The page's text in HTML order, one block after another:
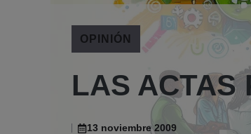
OPINIÓN
LAS ACTAS
13 noviembre 2009